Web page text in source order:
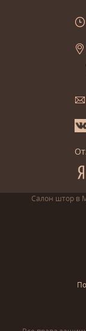
Салон штор в